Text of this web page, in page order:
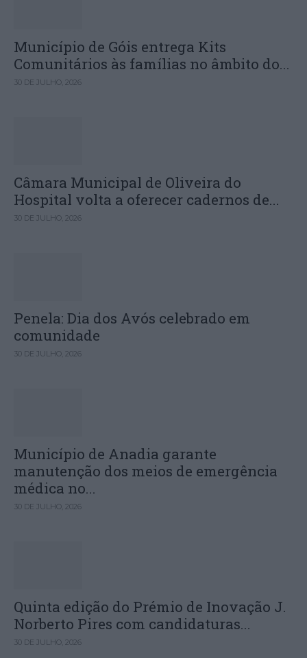
Município de Góis entrega Kits
Comunitários às famílias no âmbito do...
30 DE JULHO, 2026
Câmara Municipal de Oliveira do
Hospital volta a oferecer cadernos de...
30 DE JULHO, 2026
Penela: Dia dos Avós celebrado em
comunidade
30 DE JULHO, 2026
Município de Anadia garante
manutenção dos meios de emergência
médica no...
30 DE JULHO, 2026
Quinta edição do Prémio de Inovação J.
Norberto Pires com candidaturas...
30 DE JULHO, 2026